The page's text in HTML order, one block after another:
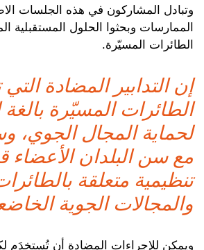
وتبادل المشاركون في هذه الجلسات
الممارسات وبحثوا الحلول المستقبلية
الطائرات المسيّرة.
إن التدابير المضادة
الطائرات المسيّرة بالغة
لحماية المجال الجوي،
مع سن البلدان الأعضاء
تنظيمية متعلقة
والمجالات الجوية
ويمكن للإجراءات المضادة أن تُستخدَم